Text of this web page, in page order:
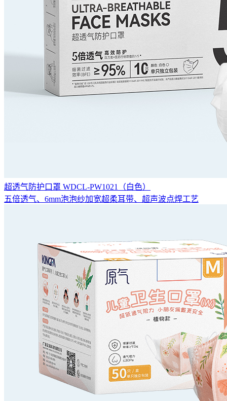
超透气防护口罩 WDCL-PW1021（白色）
五倍透气、6mm泡泡纱加宽超柔耳带、超声波点焊工艺